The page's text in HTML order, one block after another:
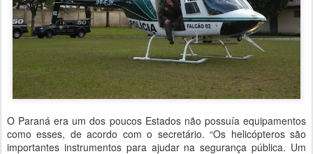
O Paraná era um dos poucos Estados não possuía equipamentos
como esses, de acordo com o secretário. “Os helicópteros são
importantes instrumentos para ajudar na segurança pública. Um